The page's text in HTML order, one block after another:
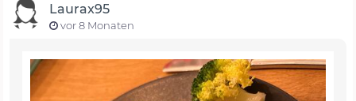
Laurax95
vor 8 Monaten